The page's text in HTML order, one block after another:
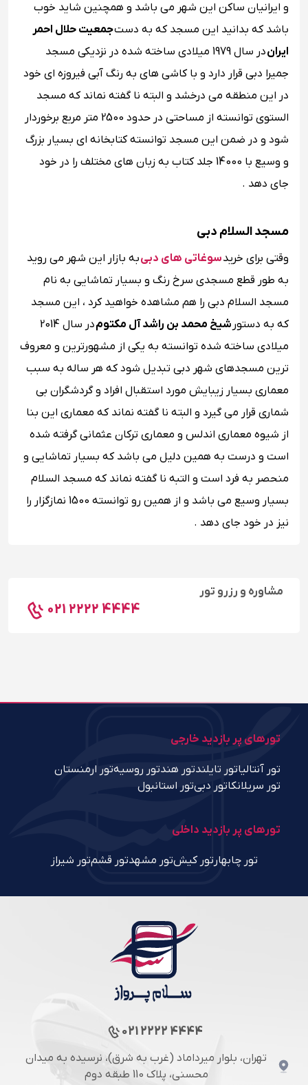
و ایرانیان ساکن این شهر می باشد و همچنین شاید خوب
باشد که بدانید این مسجد که به دستجمعیت حلال احمر
ایران
در سال 1979 میلادی ساخته شده در نزدیکی مسجد
جمیرا دبی قرار دارد و با کاشی های به رنگ آبی فیروزه ای خود
در این منطقه می درخشد و البته نا گفته نماند که مسجد
الستوی توانسته از مساحتی در حدود 2500 متر مربع برخوردار
شود و در ضمن این مسجد توانسته کتابخانه ای بسیار بزرگ
و وسیع با 14000 جلد کتاب به زبان های مختلف را در خود
جای دهد .
مسجد السلام دبی
وقتی برای خریدسوغاتی های دبیبه بازار این شهر می روید
به طور قطع مسجدی سرخ رنگ و بسیار تماشایی به نام
مسجد السلام دبی را هم مشاهده خواهید کرد ، این مسجد
که به دستور شیخ محمد بن راشد آل مکتوم
در سال 2014
میلادی ساخته شده توانسته به یکی از مشهورترین و معروف
ترین مسجدهای شهر دبی تبدیل شود که هر ساله به سبب
معماری بسیار زیبایش مورد استقبال افراد و گردشگران بی
شماری قرار می گیرد و البته نا گفته نماند که معماری این بنا
از شیوه معماری اندلس و معماری ترکان عثمانی گرفته شده
است و درست به همین دلیل می باشد که بسیار تماشایی و
منحصر به فرد است و التبه نا گفته نماند که مسجد السلام
بسیار وسیع می باشد و از همین رو توانسته 1500 نمازگزار را
نیز در خود جای دهد .
مشاوره و رزرو تور
021 2222 4444
تورهای پر بازدید خارجی
تور آنتالیاتور تایلندتور هندتور روسیهتور ارمنستان
تور سریلانکاتور دبیتور استانبول
تورهای پر بازدید داخلی
تور چابهار تور کیشتور مشهدتور قشمتور شیراز
021 2222 4444
تهران، بلوار میرداماد (غرب به شرق)، نرسیده به میدان
محسنی، پلاک 110 طبقه دوم